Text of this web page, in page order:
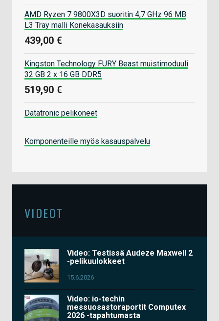
AMD Ryzen 7 9800X3D suoritin 4,7 GHz 96 MB
L3 Tray malli Konekasauksiin
439,00 €
Kingston Technology FURY Beast muistimoduuli
32 GB 2 x 16 GB DDR5
519,90 €
Datatronic pelikoneet
Komponenteille myös kasauspalvelu
VIDEOT
Video: Testissä Audeze Maxwell 2
-pelikuulokkeet
15.6.2026
Video: io-techin
messuosastoraportit Computex
2026 -tapahtumasta